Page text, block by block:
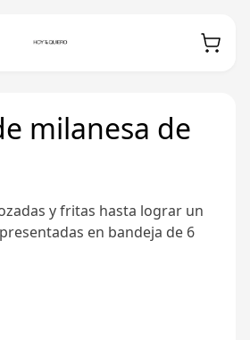
milanesa de
y fritas hasta lograr un
en bandeja de 6